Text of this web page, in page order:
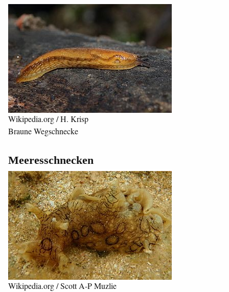
Wikipedia.org / H. Krisp
Braune Wegschnecke
Meeresschnecken
Wikipedia.org / Scott A-P Muzlie